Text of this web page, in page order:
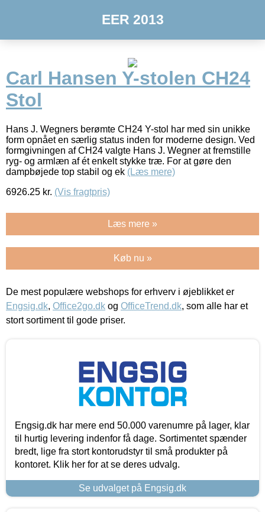
EER 2013
Carl Hansen Y-stolen CH24
Stol
Hans J. Wegners berømte CH24 Y-stol har med sin unikke
form opnået en særlig status inden for moderne design. Ved
formgivningen af CH24 valgte Hans J. Wegner at fremstille
ryg- og armlæn af ét enkelt stykke træ. For at gøre den
dampbøjede top stabil og ek (Læs mere)
6926.25 kr. (Vis fragtpris)
Læs mere »
Køb nu »
De mest populære webshops for erhverv i øjeblikket er
Engsig.dk, Office2go.dk og OfficeTrend.dk, som alle har et
stort sortiment til gode priser.
Engsig.dk har mere end 50.000 varenumre på lager, klar
til hurtig levering indenfor få dage. Sortimentet spænder
bredt, lige fra stort kontorudstyr til små produkter på
kontoret. Klik her for at se deres udvalg.
Se udvalget på Engsig.dk